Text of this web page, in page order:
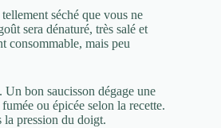
tellement séché que vous ne
sera dénaturé, très salé et
consommable, mais peu
Un bon saucisson dégage une
ou épicée selon la recette.
la pression du doigt.